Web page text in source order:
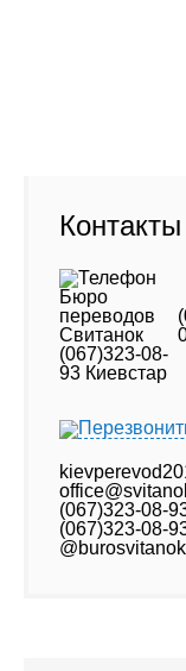
Контакты
(067)323-08-
(067)323-08-